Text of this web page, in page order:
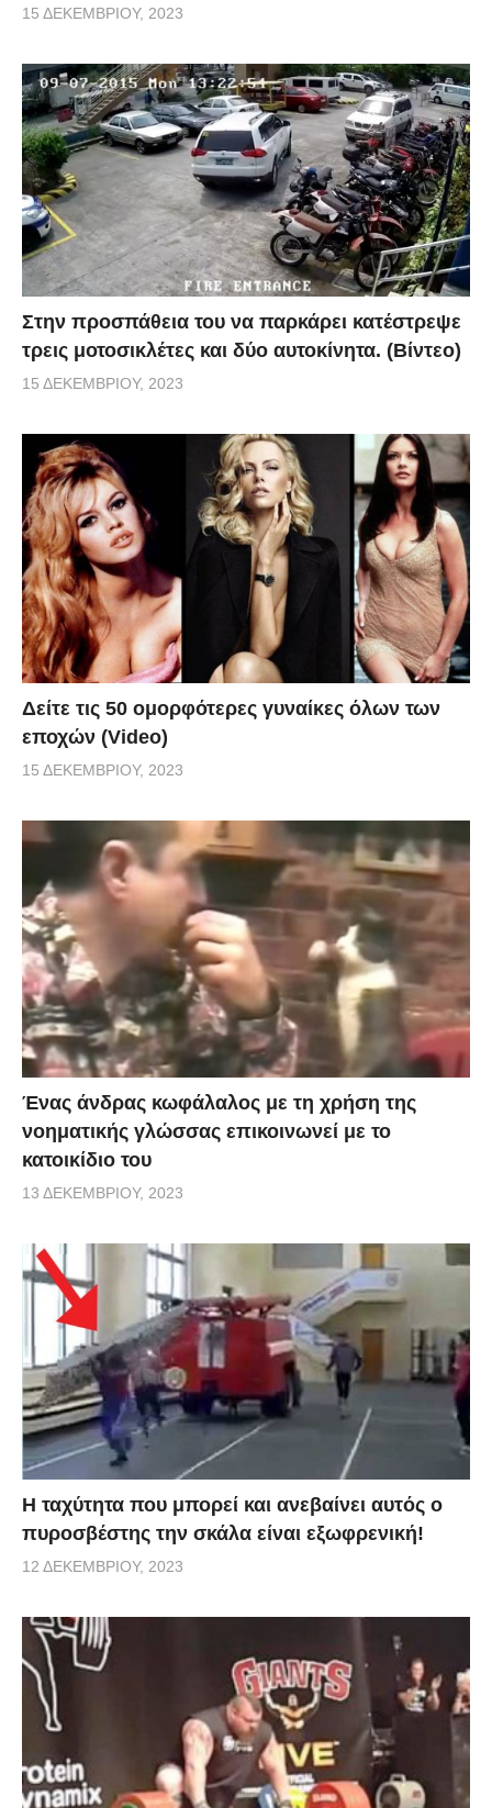
15 ΔΕΚΕΜΒΡΊΟΥ, 2023
Στην προσπάθεια του να παρκάρει κατέστρεψε
τρεις μοτοσικλέτες και δύο αυτοκίνητα. (Βίντεο)
15 ΔΕΚΕΜΒΡΊΟΥ, 2023
Δείτε τις 50 ομορφότερες γυναίκες όλων των
εποχών (Video)
15 ΔΕΚΕΜΒΡΊΟΥ, 2023
Ένας άνδρας κωφάλαλος με τη χρήση της
νοηματικής γλώσσας επικοινωνεί με το
κατοικίδιο του
13 ΔΕΚΕΜΒΡΊΟΥ, 2023
Η ταχύτητα που μπορεί και ανεβαίνει αυτός ο
πυροσβέστης την σκάλα είναι εξωφρενική!
12 ΔΕΚΕΜΒΡΊΟΥ, 2023